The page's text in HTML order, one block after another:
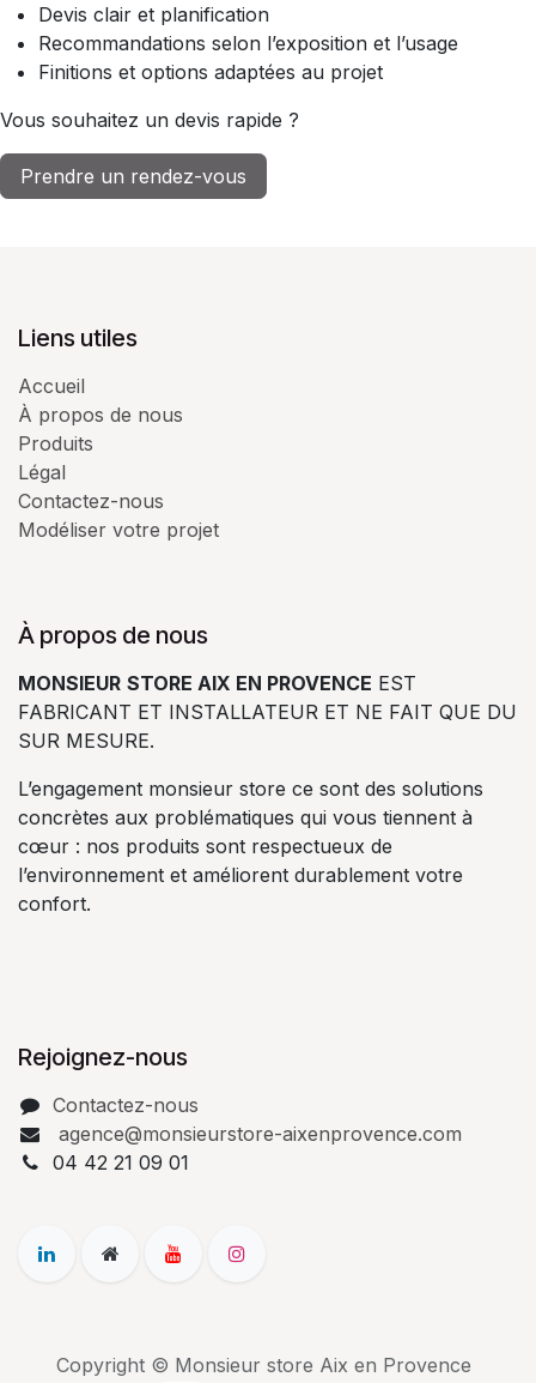
Devis clair et planification
Recommandations selon l’exposition et l’usage
Finitions et options adaptées au projet
Vous souhaitez un devis rapide ?
Prendre un rendez-vous
Liens utiles
Accueil
À propos de nous
Produits
Légal
Contactez-nous
Modéliser votre projet
À propos de nous
MONSIEUR STORE AIX EN PROVENCE EST
FABRICANT ET INSTALLATEUR ET NE FAIT QUE DU
SUR MESURE.
L’engagement monsieur store ce sont des solutions
concrètes aux problématiques qui vous tiennent à
cœur : nos produits sont respectueux de
l’environnement et améliorent durablement votre
confort.
Rejoignez-nous
Contactez-nous
agence@monsieurstore-aixenprovence.com
04 42 21 09 01
Copyright © Monsieur store Aix en Provence